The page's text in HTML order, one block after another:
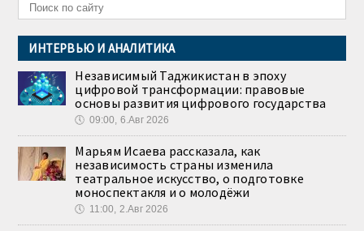
ИНТЕРВЬЮ И АНАЛИТИКА
Независимый Таджикистан в эпоху
цифровой трансформации: правовые
основы развития цифрового государства
🕔 09:00, 6.Авг 2026
Марьям Исаева рассказала, как
независимость страны изменила
театральное искусство, о подготовке
моноспектакля и о молодёжи
🕔 11:00, 2.Авг 2026